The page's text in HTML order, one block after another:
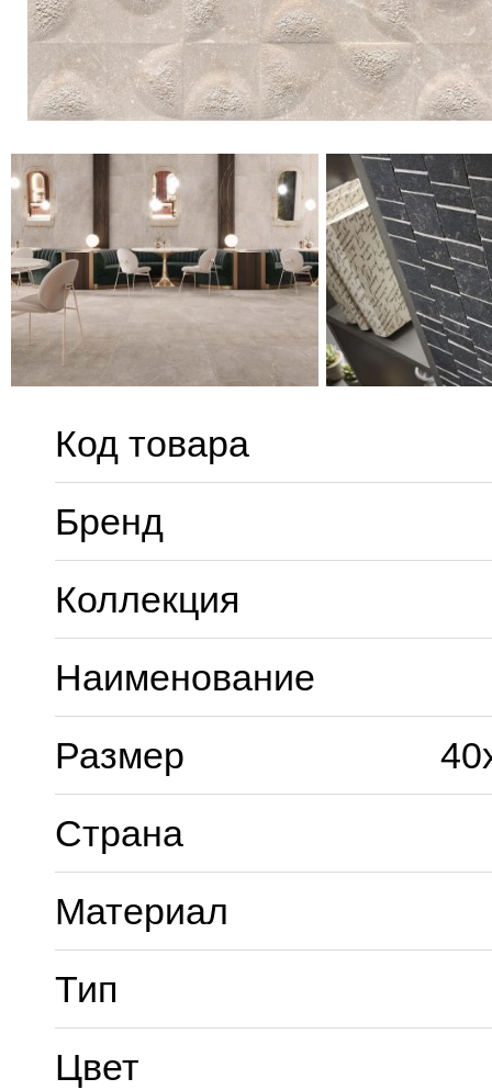
Код товара
Бренд
Коллекция
Наименование
Размер
Страна
Материал
Тип
Цвет